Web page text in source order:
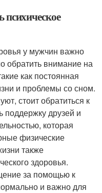
у мужчин важно
обратить внимание на
как постоянная
и проблемы со сном.
стоит обратиться к
поддержку друзей и
которая
физические
также
здоровья.
за помощью к
и важно для